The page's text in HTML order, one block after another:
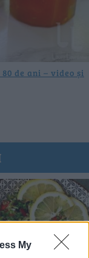
My
de ani – video și